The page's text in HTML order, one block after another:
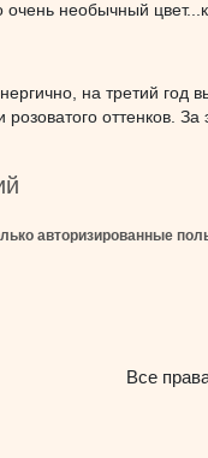
очень необычный
на третий
розоватого оттенков.
авторизированные
Все